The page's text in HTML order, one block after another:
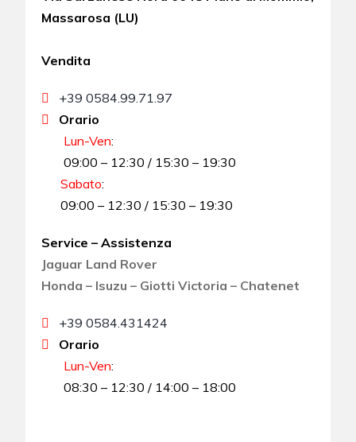
Massarosa (LU)
Vendita
+39 0584.99.71.97
Orario
Lun-Ven:
09:00 – 12:30 / 15:30 – 19:30
Sabato:
09:00 – 12:30 / 15:30 – 19:30
Service – Assistenza
Jaguar Land Rover
Honda – Isuzu – Giotti Victoria – Chatenet
+39 0584.431424
Orario
Lun-Ven:
08:30 – 12:30 / 14:00 – 18:00